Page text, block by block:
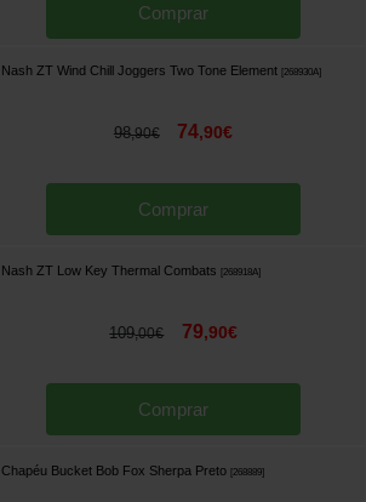
Comprar
Nash ZT Wind Chill Joggers Two Tone Element 268930A]
98,90€ 74,90€
Comprar
Nash ZT Low Key Thermal Combats 268918A]
109,00€ 79,90€
Comprar
Chapéu Bucket Bob Fox Sherpa Preto 268889]